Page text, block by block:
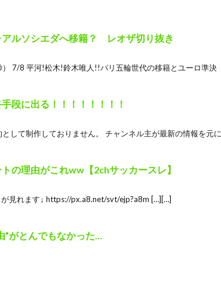
アルソシエダへ移籍？ レオザ切り抜き
7/8 平河!松木!鈴木唯人!!パリ五輪世代の移籍とユーロ準決
段に出る！！！！！！！！
して制作しておりません。 チャンネル主が最新の情報を元に
の理由がこれww【2chサッカースレ】
見れます↓ https://px.a8.net/svt/ejp?a8m […][…]
”がとんでもなかった…